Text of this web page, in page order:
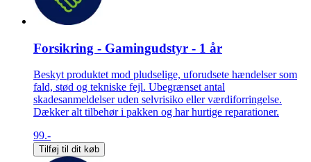
Forsikring - Gamingudstyr - 1 år
Beskyt produktet mod pludselige, uforudsete hændelser som
fald, stød og tekniske fejl. Ubegrænset antal
skadesanmeldelser uden selvrisiko eller værdiforringelse.
Dækker alt tilbehør i pakken og har hurtige reparationer.
99.-
Tilføj til dit køb